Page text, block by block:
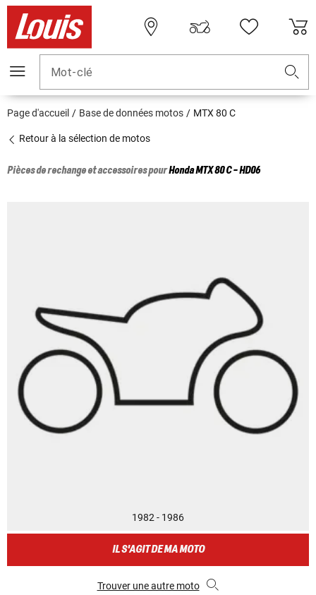
Mot-clé
Page d'accueil Base de données motos MTX 80 C
Retour à la sélection de motos
Pièces de rechange et accessoires pourHondaMTX 80 C - HD06
1982 - 1986
IL S'AGIT DE MA MOTO
Trouver une autre moto